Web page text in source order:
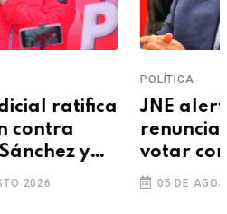
JNE alerta sobre
renuncias y pide
votar con
información
05 DE AGOSTO 2026